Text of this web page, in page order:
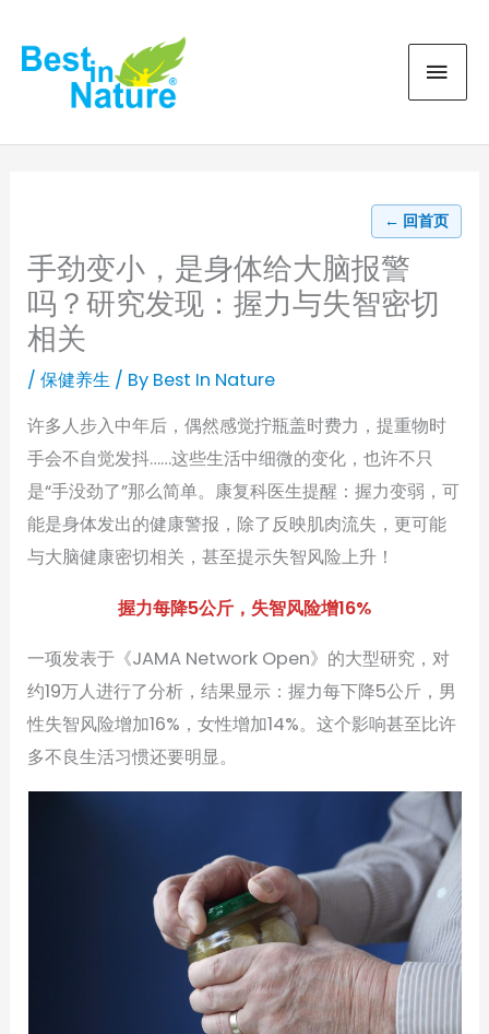
content
← 回首页
手劲变小，是身体给大脑报警
吗？研究发现：握力与失智密切
相关
/保健养生 / By Best In Nature
许多人步入中年后，偶然感觉拧瓶盖时费力，提重物时
手会不自觉发抖……这些生活中细微的变化，也许不只
是“手没劲了”那么简单。康复科医生提醒：握力变弱，可
能是身体发出的健康警报，除了反映肌肉流失，更可能
与大脑健康密切相关，甚至提示失智风险上升！
握力每降5公斤，失智风险增16%
一项发表于《JAMA Network Open》的大型研究，对
约19万人进行了分析，结果显示：握力每下降5公斤，男
性失智风险增加16%，女性增加14%。这个影响甚至比许
多不良生活习惯还要明显。